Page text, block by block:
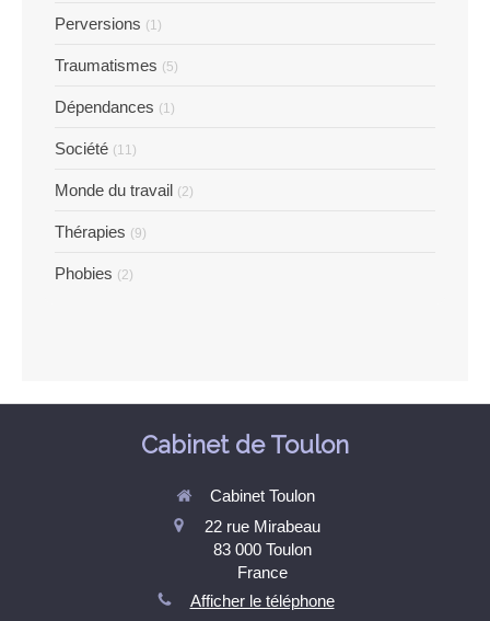
Perversions (1)
Traumatismes (5)
Dépendances (1)
Société (11)
Monde du travail (2)
Thérapies (9)
Phobies (2)
Cabinet de Toulon
Cabinet Toulon
22 rue Mirabeau
83 000 Toulon
France
Afficher le téléphone